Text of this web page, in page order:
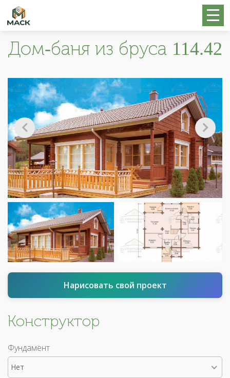
Дом-баня из бруса 114.42
Нарисовать свой проект
Конструктор
Фундамент
Нет